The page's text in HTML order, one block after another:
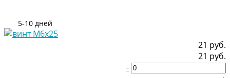
5-10 дней
21 руб.
21 руб.
-